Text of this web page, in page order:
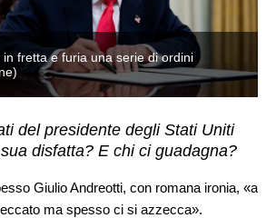
fretta e furia una serie di ordini
del presidente degli Stati Uniti
disfatta? E chi ci guadagna?
Giulio Andreotti, con romana ironia, «a
ma spesso ci si azzecca».